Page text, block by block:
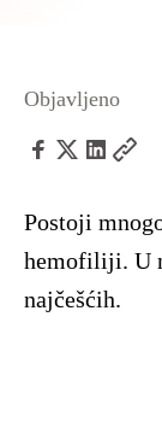
Objavljeno
Postoji
hemofiliji. U
najčešćih.